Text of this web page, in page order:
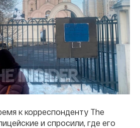
к корреспонденту The
и спросили, где его